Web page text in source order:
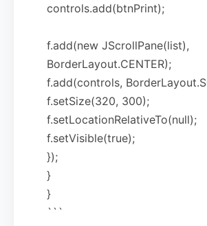
controls.add(btnPrint);
f.add(new JScrollPane(list),
BorderLayout.CENTER);
f.add(controls,
f.setSize(320, 300);
f.setLocationRelativeTo(null);
f.setVisible(true);
});
}
}
```